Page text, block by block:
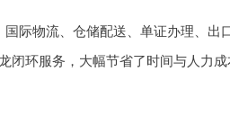
际物流、仓储配送、单证办理、出
闭环服务，大幅节省了时间与人力